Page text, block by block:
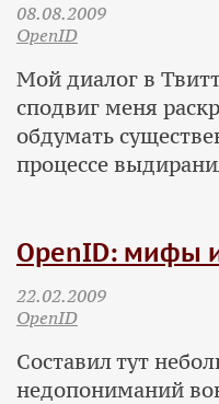
08.08.2009
OpenID
Мой диалог в
сподвиг меня
обдумать
процессе
OpenID: мифы
22.02.2009
OpenID
Составил тут
недопониманий